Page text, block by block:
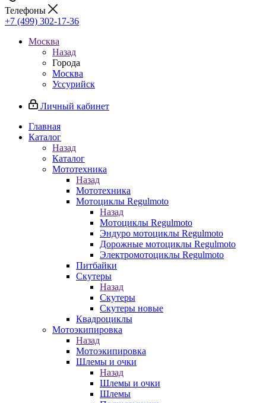
Телефоны
+7 (499) 302-17-36
Москва
Назад
Города
Москва
Уссурийск
Личный кабинет
Главная
Каталог
Назад
Каталог
Мототехника
Назад
Мототехника
Мотоциклы Regulmoto
Назад
Мотоциклы Regulmoto
Эндуро мотоциклы Regulmoto
Дорожные мотоциклы Regulmoto
Электромотоциклы Regulmoto
Питбайки
Скутеры
Назад
Скутеры
Скутеры новые
Квадроциклы
Мотоэкипировка
Назад
Мотоэкипировка
Шлемы и очки
Назад
Шлемы и очки
Шлемы